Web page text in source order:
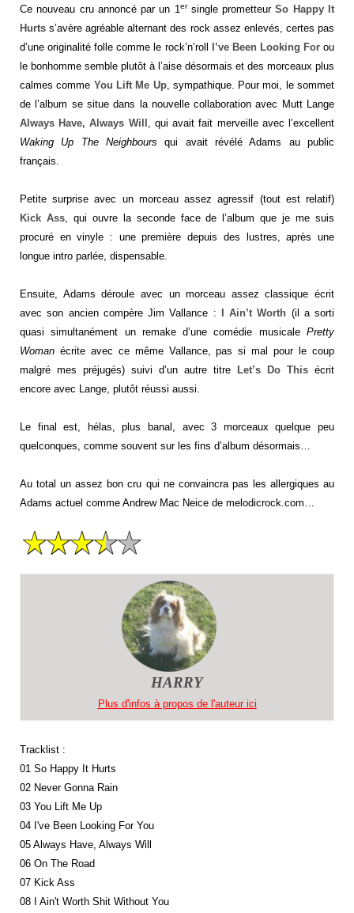
Ce nouveau cru annoncé par un 1 ersingle prometteurSo Happy It
Hurts s’avère agréable alternant des rock assez enlevés, certes pas
d’une originalité folle comme le rock’n’roll
I’ve Been Looking Forou
le bonhomme semble plutôt à l’aise désormais et des morceaux plus
calmes comme You Lift Me Up, sympathique. Pour moi, le sommet
de l’album se situe dans la nouvelle collaboration avec Mutt Lange
Always Have, Always Will
, qui avait fait merveille avec l’excellent
Waking Up The Neighbours qui avait révélé Adams au public
français.
Petite surprise avec un morceau assez agressif (tout est relatif)
Kick Ass, qui ouvre la seconde face de l’album que je me suis
procuré en vinyle : une première depuis des lustres, après une
longue intro parlée, dispensable.
Ensuite, Adams déroule avec un morceau assez classique écrit
avec son ancien compère Jim Vallance :
I Ain’t Worth (il a sorti
quasi simultanément un remake d’une comédie musicale Pretty
Woman écrite avec ce même Vallance, pas si mal pour le coup
malgré mes préjugés) suivi d’un autre titre
Let’s Do This écrit
encore avec Lange, plutôt réussi aussi.
Le final est, hélas, plus banal, avec 3 morceaux quelque peu
quelconques, comme souvent sur les fins d’album désormais…
Au total un assez bon cru qui ne convaincra pas les allergiques au
Adams actuel comme Andrew Mac Neice de melodicrock.com…
HARRY
Plus d'infos à propos de l'auteur ici
Tracklist :
01 So Happy It Hurts
02 Never Gonna Rain
03 You Lift Me Up
04 I've Been Looking For You
05 Always Have, Always Will
06 On The Road
07 Kick Ass
08 I Ain't Worth Shit Without You